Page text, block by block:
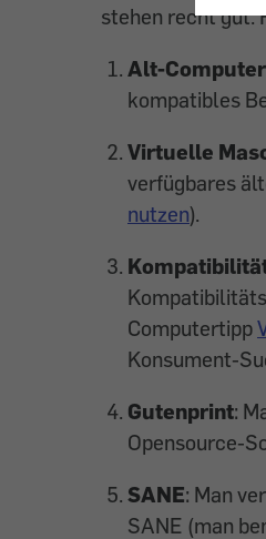
stehen recht gut.
Alt-
kompatibles
Virtuelle
verfügbares
nutzen).
Computertipp
Konsument-
Gutenprint:
Opensource-
SANE: Man
SANE (man